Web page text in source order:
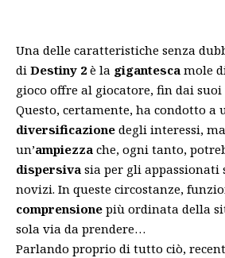
Una delle caratteristiche senza
di Destiny 2 è la gigantesca mole
gioco offre al giocatore, fin dai
Questo, certamente, ha condotto a
diversificazione degli interessi,
un’ampiezza che, ogni tanto,
dispersiva sia per gli appassionati
novizi. In queste circostanze,
comprensione più ordinata della
sola via da prendere…
Parlando proprio di tutto ciò,